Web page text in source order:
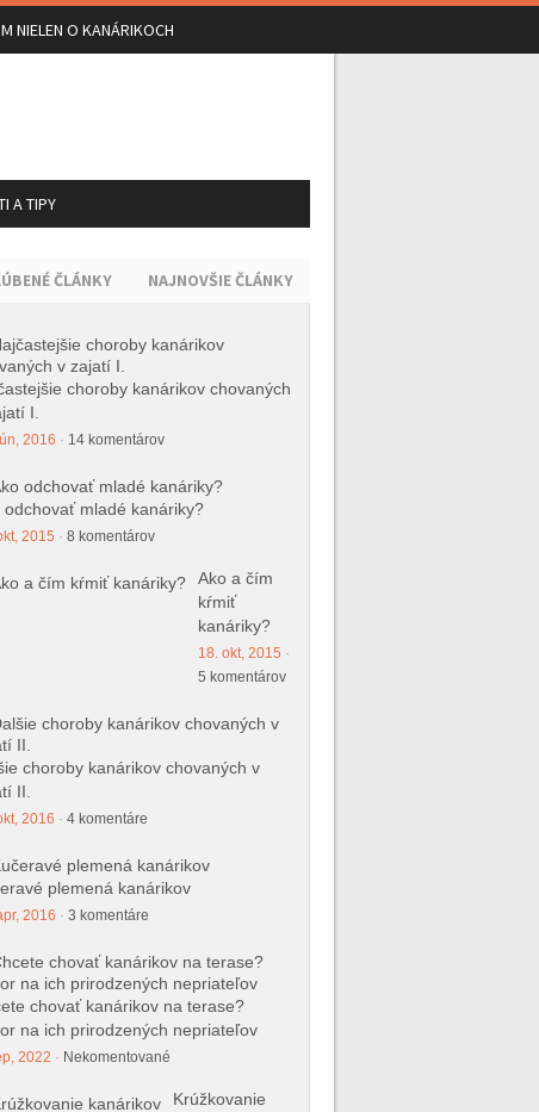
NIELEN O KANÁRIKOCH
A TIPY
ČLÁNKY NAJNOVŠIE ČLÁNKY
choroby kanárikov chovaných
I.
2016 · 14 komentárov
odchovať mladé kanáriky?
2015 · 8 komentárov
Ako a čím
kŕmiť
kanáriky?
18. okt, 2015 ·
5 komentárov
choroby kanárikov chovaných v
II.
2016 · 4 komentáre
plemená kanárikov
2016 · 3 komentáre
chovať kanárikov na terase?
na ich prirodzených nepriateľov
2022 · Nekomentované
Krúžkovanie